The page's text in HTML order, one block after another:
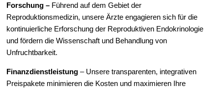
Forschung – Führend auf dem Gebiet der
Reproduktionsmedizin, unsere Ärzte engagieren sich für die
kontinuierliche Erforschung der Reproduktiven Endokrinologie
und fördern die Wissenschaft und Behandlung von
Unfruchtbarkeit.
Finanzdienstleistung – Unsere transparenten, integrativen
Preispakete minimieren die Kosten und maximieren Ihre